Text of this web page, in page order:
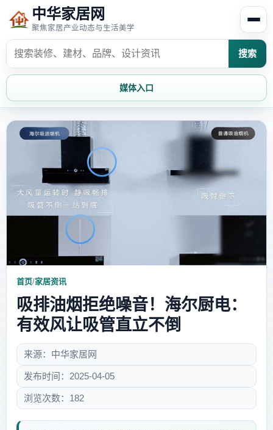
中华家居网
聚焦家居产业动态与生活美学
搜索
媒体入口
首页
时尚饰家
家装攻略
首页/家居资讯
吸排油烟拒绝噪音！海尔厨电：
有效风让吸管直立不倒
来源：中华家居网
发布时间：2025-04-05
浏览次数：182